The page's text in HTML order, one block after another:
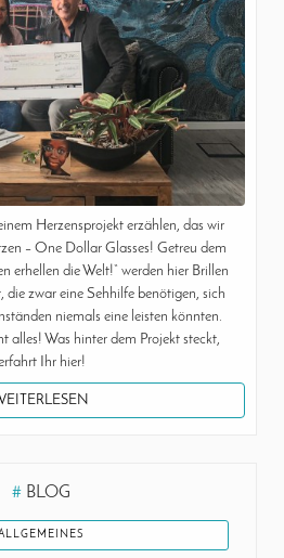
Herzensprojekt erzählen, das wir
– One Dollar Glasses! Getreu dem
erhellen die Welt!“ werden hier Brillen
zwar eine Sehhilfe benötigen, sich
niemals eine leisten könnten.
alles! Was hinter dem Projekt steckt,
Ihr hier!
# BLOG